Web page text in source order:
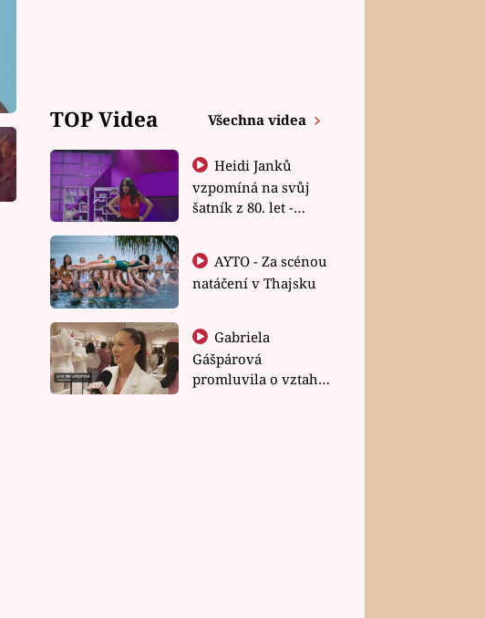
TOP Videa Všechna videa
Heidi Janků
vzpomíná na svůj
šatník z 80. let -
natáčení v Thajsku
Gabriela
Gášpárová
promluvila o vztahu